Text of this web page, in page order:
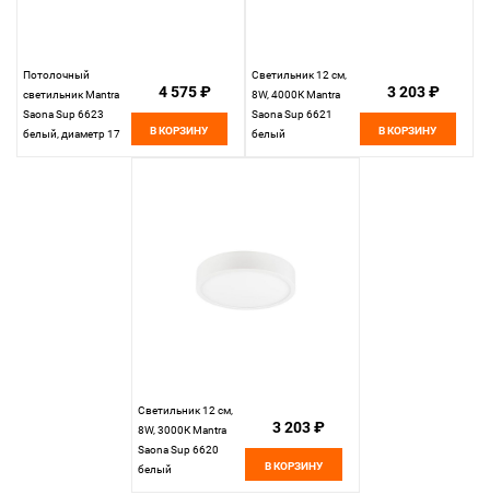
Потолочный
светильник Mantra
Saona Sup 6623
белый, диаметр 17
4 575 ₽
В КОРЗИНУ
Светильник 12 см,
8W, 4000К Mantra
Saona Sup 6621
белый
3 203 ₽
В КОРЗИНУ
Светильник 12 см,
8W, 3000К Mantra
Saona Sup 6620
белый
3 203 ₽
В КОРЗИНУ